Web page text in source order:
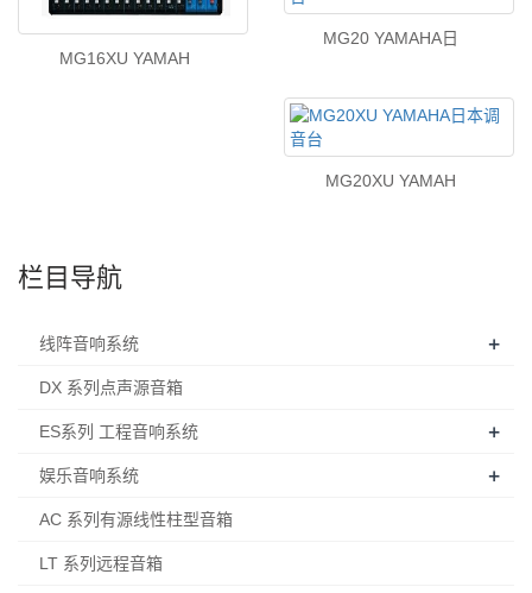
MG16XU YAMAH
MG20 YAMAHA日
MG20XU YAMAH
栏目导航
线阵音响系统 +
DX 系列点声源音箱
ES系列 工程音响系统 +
娱乐音响系统 +
AC 系列有源线性柱型音箱
LT 系列远程音箱